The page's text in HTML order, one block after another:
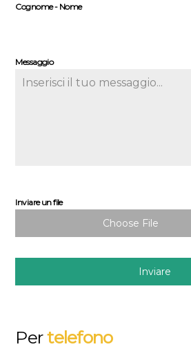
Cognome - Nome
Messaggio
Inviare un file
Choose File
Inviare
Pertelefono